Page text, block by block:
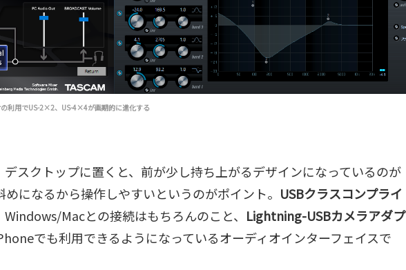
利用でUS-2×2、US-4×4が画期的に進化する
スクトップに置くと、前が少し持ち上がるデザインになっているのが
になるから操作しやすいというのがポイント。 USBクラスコンプライ
Macとの接続はもちろんのこと、 Lightning-USBカメラアダプ
でも利用できるようになっているオーディオインターフェイスで